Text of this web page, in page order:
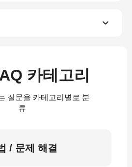
카테고리
질문을 카테고리별로 분
류
/ 문제 해결